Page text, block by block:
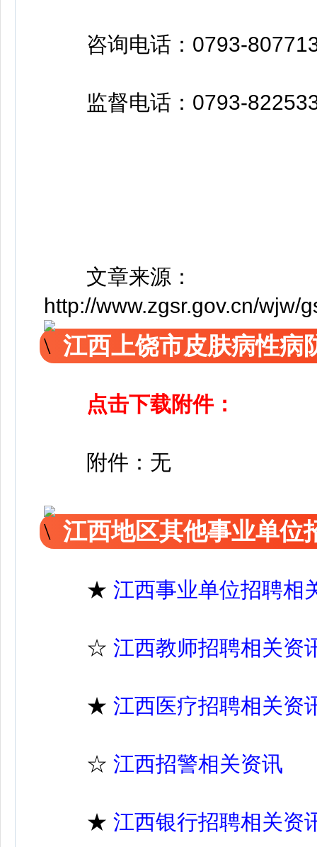
咨询电话：0793-
监督电话：0793-
文章来源：
http://www.zgsr.gov.cn/
江西上饶市皮肤病性病
点击下载附件：
附件：无
江西地区其他事业单位
★ 江西事业单位招聘相
☆ 江西教师招聘相关资
★ 江西医疗招聘相关资
☆ 江西招警相关资讯
★ 江西银行招聘相关资